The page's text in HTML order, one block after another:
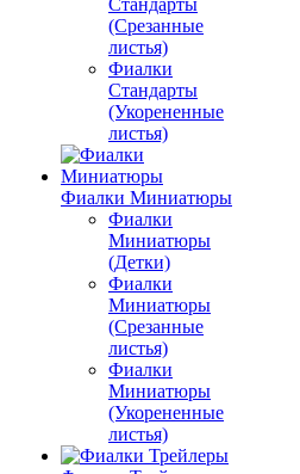
Стандарты
(Срезанные
листья)
Фиалки
Стандарты
(Укорененные
листья)
Фиалки Миниатюры
Фиалки
Миниатюры
(Детки)
Фиалки
Миниатюры
(Срезанные
листья)
Фиалки
Миниатюры
(Укорененные
листья)